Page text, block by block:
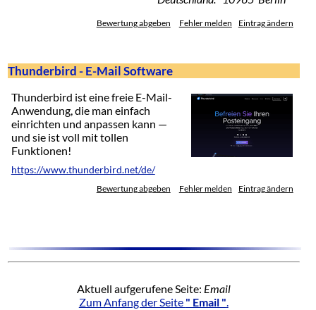
Bewertung abgeben Fehler melden Eintrag ändern
Thunderbird - E-Mail Software
Thunderbird ist eine freie E-Mail-
Anwendung, die man einfach
einrichten und anpassen kann —
und sie ist voll mit tollen
Funktionen!
https://www.thunderbird.net/de/
Bewertung abgeben Fehler melden Eintrag ändern
Aktuell aufgerufene Seite: Email
Zum Anfang der Seite " Email ".